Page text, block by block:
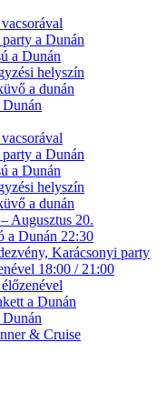
a Dunán
a Dunán
helyszín
a dunán
Dunán
a Dunán
a Dunán
helyszín
a dunán
Augusztus 20.
a Dunán 22:30
Karácsonyi party
18:00 / 21:00
a Dunán
Dunán
& Cruise